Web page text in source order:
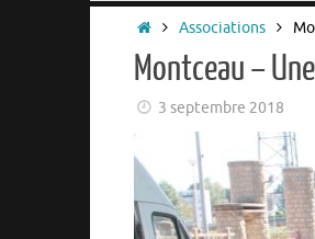
Accueil
Associations
Montceau –
3 septembre 2018